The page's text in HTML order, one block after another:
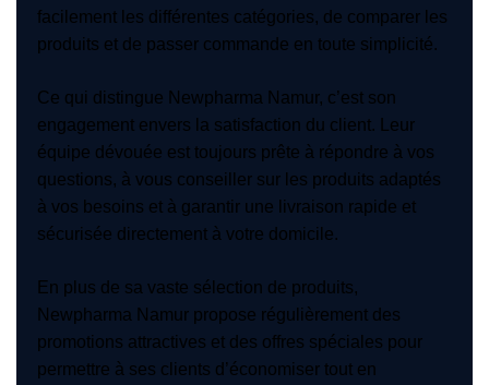
facilement les différentes catégories, de comparer les
produits et de passer commande en toute simplicité.
Ce qui distingue Newpharma Namur, c’est son
engagement envers la satisfaction du client. Leur
équipe dévouée est toujours prête à répondre à vos
questions, à vous conseiller sur les produits adaptés
à vos besoins et à garantir une livraison rapide et
sécurisée directement à votre domicile.
En plus de sa vaste sélection de produits,
Newpharma Namur propose régulièrement des
promotions attractives et des offres spéciales pour
permettre à ses clients d’économiser tout en